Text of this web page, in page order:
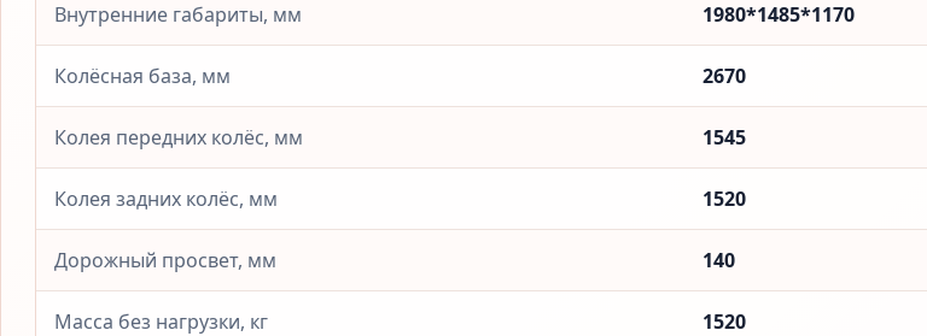
Внутренние габариты, мм 1980*1485*1170
Колёсная база, мм 2670
Колея передних колёс, мм 1545
Колея задних колёс, мм 1520
Дорожный просвет, мм 140
Масса без нагрузки, кг 1520